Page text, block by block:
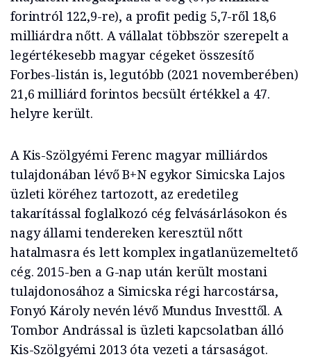
forintról 122,9-re), a profit pedig 5,7-ről 18,6
milliárdra nőtt. A vállalat többször szerepelt a
legértékesebb magyar cégeket összesítő
Forbes-listán is, legutóbb (2021 novemberében)
21,6 milliárd forintos becsült értékkel a 47.
helyre került.
A Kis-Szölgyémi Ferenc magyar milliárdos
tulajdonában lévő B+N egykor Simicska Lajos
üzleti köréhez tartozott, az eredetileg
takarítással foglalkozó cég felvásárlásokon és
nagy állami tendereken keresztül nőtt
hatalmasra és lett komplex ingatlanüzemeltető
cég. 2015-ben a G-nap után került mostani
tulajdonosához a Simicska régi harcostársa,
Fonyó Károly nevén lévő Mundus Investtől. A
Tombor Andrással is üzleti kapcsolatban álló
Kis-Szölgyémi 2013 óta vezeti a társaságot.